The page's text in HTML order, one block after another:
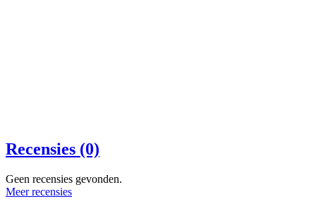
Recensies (0)
Geen recensies gevonden.
Meer recensies